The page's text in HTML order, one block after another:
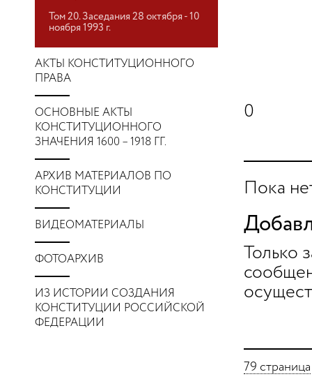
Том 20. Заседания 28 октября - 10
ноября 1993 г.
АКТЫ КОНСТИТУЦИОННОГО
ПРАВА
ОСНОВНЫЕ АКТЫ
КОНСТИТУЦИОННОГО
ЗНАЧЕНИЯ 1600 – 1918 ГГ.
АРХИВ МАТЕРИАЛОВ ПО
КОНСТИТУЦИИ
ВИДЕОМАТЕРИАЛЫ
ФОТОАРХИВ
ИЗ ИСТОРИИ СОЗДАНИЯ
КОНСТИТУЦИИ РОССИЙСКОЙ
ФЕДЕРАЦИИ
0
Пока
Только
79 страница